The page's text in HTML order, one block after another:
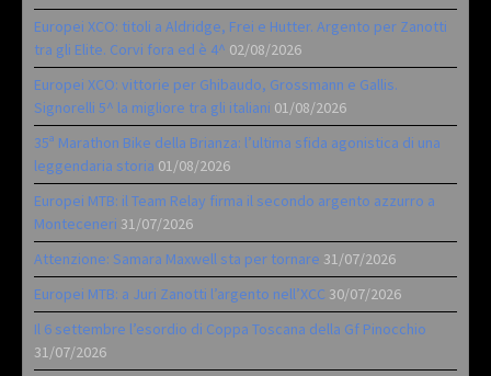
Europei XCO: titoli a Aldridge, Frei e Hutter. Argento per Zanotti
tra gli Elite. Corvi fora ed è 4^ 02/08/2026
Europei XCO: vittorie per Ghibaudo, Grossmann e Gallis.
Signorelli 5^ la migliore tra gli italiani 01/08/2026
35ª Marathon Bike della Brianza: l’ultima sfida agonistica di una
leggendaria storia 01/08/2026
Europei MTB: il Team Relay firma il secondo argento azzurro a
Monteceneri 31/07/2026
Attenzione: Samara Maxwell sta per tornare 31/07/2026
Europei MTB: a Juri Zanotti l’argento nell’XCC 30/07/2026
Il 6 settembre l’esordio di Coppa Toscana della Gf Pinocchio
31/07/2026